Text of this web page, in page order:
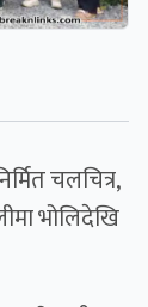
चलचित्र,
भोलिदेखि